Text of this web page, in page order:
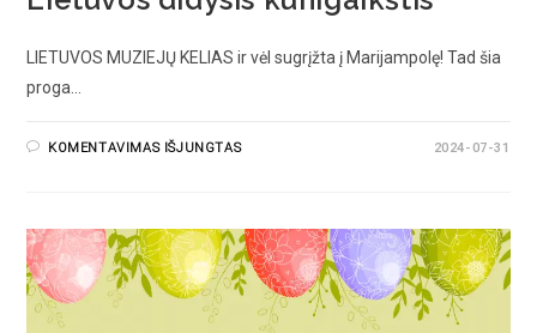
LIETUVOS MUZIEJŲ KELIAS ir vėl sugrįžta į Marijampolę! Tad šia
proga…
KOMENTAVIMAS IŠJUNGTAS 2024-07-31